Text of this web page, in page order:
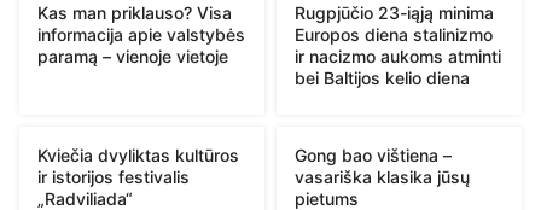
Kas man priklauso? Visa
informacija apie valstybės
paramą – vienoje vietoje
Rugpjūčio 23-iąją minima
Europos diena stalinizmo
ir nacizmo aukoms atminti
bei Baltijos kelio diena
Kviečia dvyliktas kultūros
ir istorijos festivalis
„Radviliada“
Gong bao vištiena –
vasariška klasika jūsų
pietums